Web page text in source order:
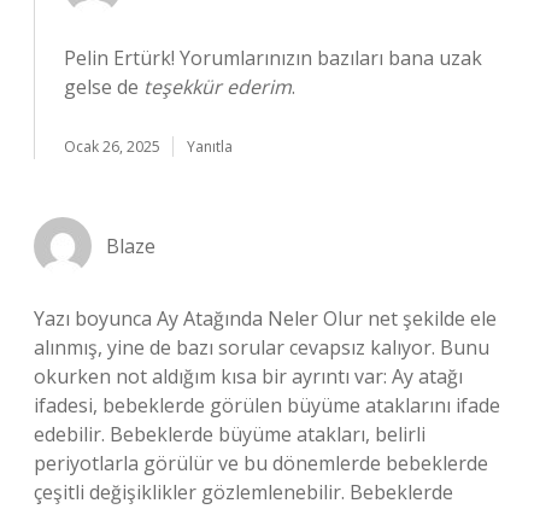
Pelin Ertürk! Yorumlarınızın bazıları bana uzak
gelse de teşekkür ederim.
Ocak 26, 2025 Yanıtla
Blaze
Yazı boyunca Ay Atağında Neler Olur net şekilde ele
alınmış, yine de bazı sorular cevapsız kalıyor. Bunu
okurken not aldığım kısa bir ayrıntı var: Ay atağı
ifadesi, bebeklerde görülen büyüme ataklarını ifade
edebilir. Bebeklerde büyüme atakları, belirli
periyotlarla görülür ve bu dönemlerde bebeklerde
çeşitli değişiklikler gözlemlenebilir. Bebeklerde